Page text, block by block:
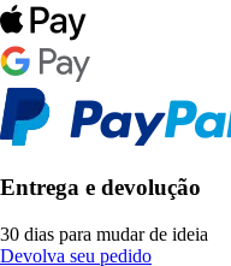
Entrega e devolução
30 dias para mudar de ideia
Devolva seu pedido